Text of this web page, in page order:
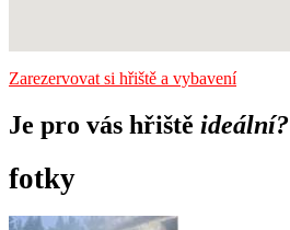
Zarezervovat si hřiště a vybavení
Je pro vás hřiště ideální?
fotky